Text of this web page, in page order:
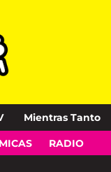
Mientras Tanto
RADIO